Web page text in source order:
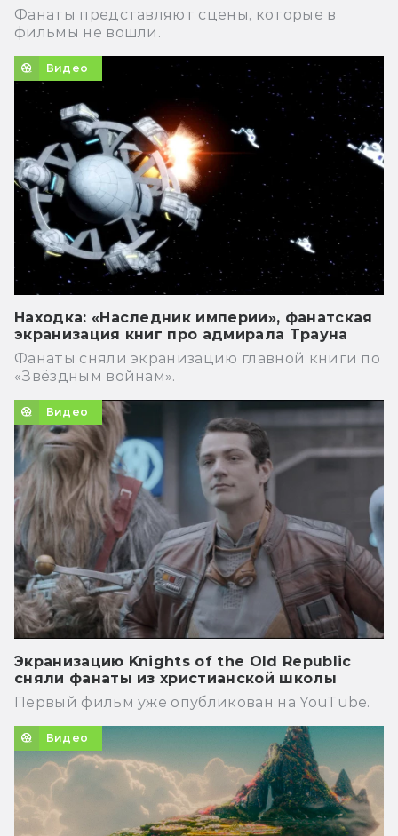
Фанаты представляют сцены, которые в
фильмы не вошли.
Видео
Находка: «Наследник империи», фанатская
экранизация книг про адмирала Трауна
Фанаты сняли экранизацию главной книги по
«Звёздным войнам».
Видео
Экранизацию Knights of the Old Republic
сняли фанаты из христианской школы
Первый фильм уже опубликован на YouTube.
Видео